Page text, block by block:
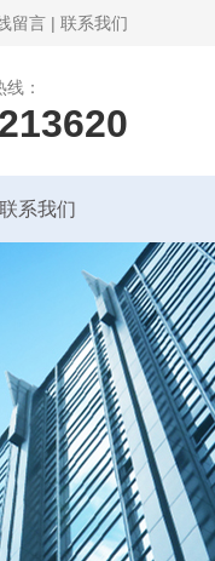
留言 | 联系我们
：
联系我们